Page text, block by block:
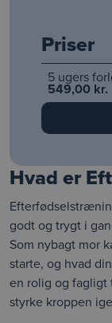
Priser
5 ugers
549,00 kr.
Hvad er
godt og trygt i
Som nybagt mor
starte, og hvad
en rolig og
styrke kroppen